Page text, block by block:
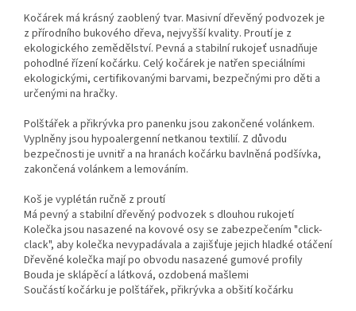
Kočárek má krásný zaoblený tvar. Masivní dřevěný podvozek je
z přírodního bukového dřeva, nejvyšší kvality. Proutí je z
ekologického zemědělství. Pevná a stabilní rukojeť usnadňuje
pohodlné řízení kočárku. Celý kočárek je natřen speciálními
ekologickými, certifikovanými barvami, bezpečnými pro děti a
určenými na hračky.
Polštářek a přikrývka pro panenku jsou zakončené volánkem.
Vyplněny jsou hypoalergenní netkanou textilií. Z důvodu
bezpečnosti je uvnitř a na hranách kočárku bavlněná podšívka,
zakončená volánkem a lemováním.
Koš je vyplétán ručně z proutí
Má pevný a stabilní dřevěný podvozek s dlouhou rukojetí
Kolečka jsou nasazené na kovové osy se zabezpečením "click-
clack", aby kolečka nevypadávala a zajišťuje jejich hladké otáčení
Dřevěné kolečka mají po obvodu nasazené gumové profily
Bouda je sklápěcí a látková, ozdobená mašlemi
Součástí kočárku je polštářek, přikrývka a obšití kočárku